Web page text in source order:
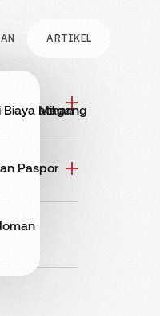
Pelatihan
Biaya Magang
Paspor
ARTIKEL